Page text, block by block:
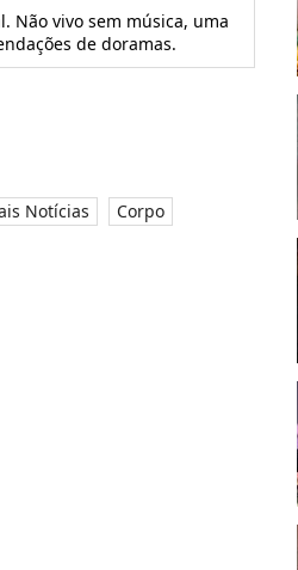
Não vivo sem música, uma
de doramas.
Notícias
Corpo